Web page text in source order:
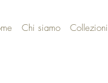
Chi siamo Collezioni